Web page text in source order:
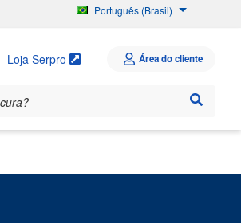
Português (Brasil)
Loja Serpro Área do cliente